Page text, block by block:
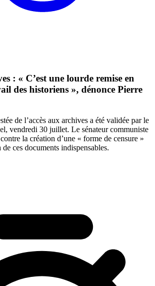
: « C’est une lourde remise en
des historiens », dénonce Pierre
de l’accès aux archives a été validée par le
vendredi 30 juillet. Le sénateur communiste
la création d’une « forme de censure »
ces documents indispensables.